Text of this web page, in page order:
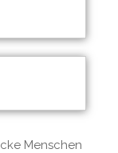
Menschen